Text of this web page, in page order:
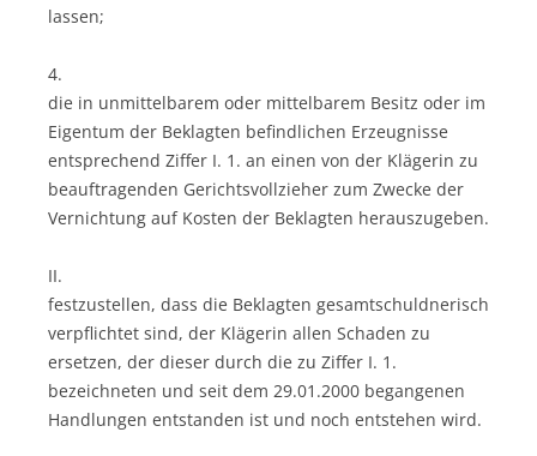
lassen;
4.
die in unmittelbarem oder mittelbarem Besitz oder im
Eigentum der Beklagten befindlichen Erzeugnisse
entsprechend Ziffer I. 1. an einen von der Klägerin zu
beauftragenden Gerichtsvollzieher zum Zwecke der
Vernichtung auf Kosten der Beklagten herauszugeben.
II.
festzustellen, dass die Beklagten gesamtschuldnerisch
verpflichtet sind, der Klägerin allen Schaden zu
ersetzen, der dieser durch die zu Ziffer I. 1.
bezeichneten und seit dem 29.01.2000 begangenen
Handlungen entstanden ist und noch entstehen wird.